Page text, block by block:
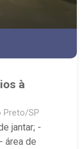
à
Preto/SP
jantar; -
área de